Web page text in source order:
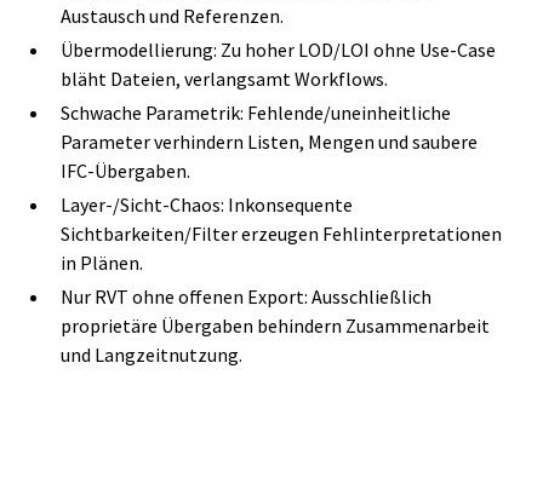
Austausch und Referenzen.
Übermodellierung: Zu hoher LOD/LOI ohne Use‑Case
bläht Dateien, verlangsamt Workflows.
Schwache Parametrik: Fehlende/uneinheitliche
Parameter verhindern Listen, Mengen und saubere
IFC‑Übergaben.
Layer‑/Sicht‑Chaos: Inkonsequente
Sichtbarkeiten/Filter erzeugen Fehlinterpretationen
in Plänen.
Nur RVT ohne offenen Export: Ausschließlich
proprietäre Übergaben behindern Zusammenarbeit
und Langzeitnutzung.